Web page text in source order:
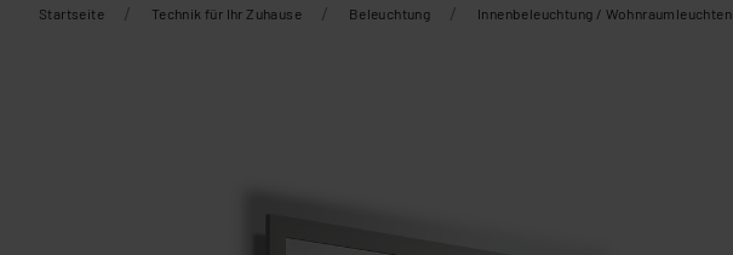
Startseite / Technik für Ihr Zuhause / Beleuchtung / Innenbeleuchtung / Wohnraumleuchten